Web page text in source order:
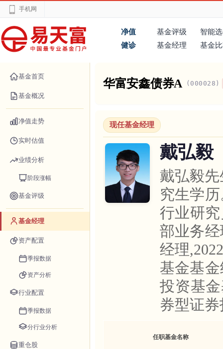
手机网
净值 基金评级
智能
健诊
基金经理 基金
基金首页
基金概况
净值走势
实时估值
业绩分析
阶段涨幅
基金评级
基金经理
资产配置
季报数据
资产分析
行业配置
季报数据
分行业分析
重仓股
华富安鑫债券A (000028)
现任基金经理
戴弘毅
戴弘毅
究生学
行业研
部业务
经理
基金基
投资基
券型证
任职基金名称